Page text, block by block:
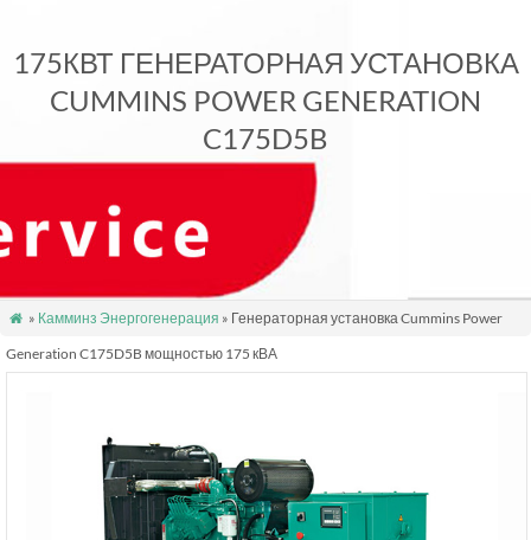
175КВТ ГЕНЕРАТОРНАЯ УСТАНОВКА
CUMMINS POWER GENERATION
C175D5B
 » Камминз Энергогенерация » Генераторная установка Cummins Power
Generation C175D5B мощностью 175 кВА